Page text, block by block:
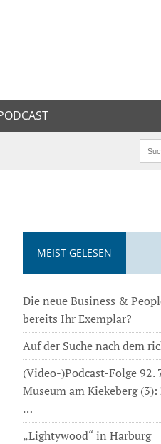
MEIST GELESEN
Die neue Business &
bereits Ihr Exemplar?
Auf der Suche nach dem
(Video-)Podcast-Folge 92.
Museum am Kiekeberg
…
„Lightywood“ in Harburg